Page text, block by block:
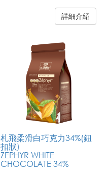
詳細介紹
札飛柔滑白巧克力34%(鈕
扣狀)
ZEPHYR WHITE
CHOCOLATE 34%